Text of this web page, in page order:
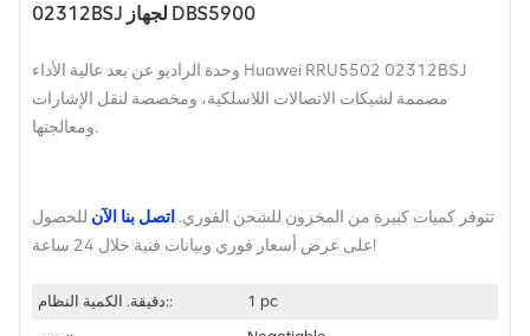
02312BSJ لجهاز DBS5900
وحدة الراديو عن بعد عالية الأداء Huawei RRU5502 02312BSJ
مصممة لشبكات الاتصالات اللاسلكية، ومخصصة لنقل الإشارات
ومعالجتها.
تتوفر كميات كبيرة من المخزون للشحن الفوري. اتصل بنا الآن للحصول
على عرض أسعار فوري وبيانات فنية خلال 24 ساعة!
دقيقة. الكمية النظام::
1 pc